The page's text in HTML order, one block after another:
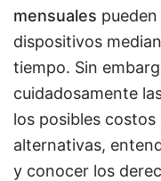
mensuales
dispositivos
tiempo. Sin
cuidadosamente
los posibles
alternativas,
y conocer los